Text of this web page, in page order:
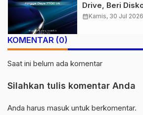
Drive, Beri
50% di Ajang
calendar_monthKamis, 30 Jul 2026
KOMENTAR (0)
Saat ini belum ada komentar
Silahkan tulis komentar Anda
Anda harus masuk untuk berkomentar.